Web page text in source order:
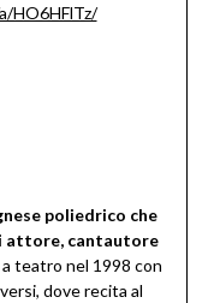
HO6HFlTz/
poliedrico che
attore, cantautore
teatro nel 1998 con
dove recita al